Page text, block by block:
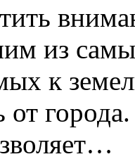
из
к
от